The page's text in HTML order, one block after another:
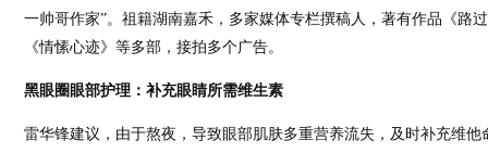
一帅哥作家”。祖籍湖南嘉禾，多家媒体专栏撰稿人，著有作品《路
《情愫心迹》等多部，接拍多个广告。
黑眼圈眼部护理：补充眼睛所需维生素
雷华锋建议，由于熬夜，导致眼部肌肤多重营养流失，及时补充维